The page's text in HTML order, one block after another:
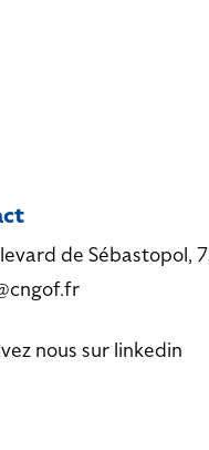
de Sébastopol,
nous sur linkedin